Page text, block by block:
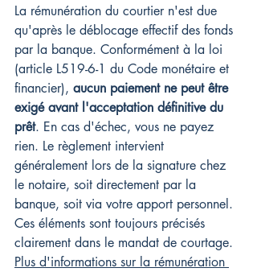
La rémunération du courtier n'est due
qu'après le déblocage effectif des fonds
par la banque. Conformément à la loi
(article L519-6-1 du Code monétaire et
financier), aucun paiement ne peut être
exigé avant l'acceptation définitive du
prêt. En cas d'échec, vous ne payez
rien. Le règlement intervient
généralement lors de la signature chez
le notaire, soit directement par la
banque, soit via votre apport personnel.
Ces éléments sont toujours précisés
clairement dans le mandat de courtage.
Plus d'informations sur la rémunération